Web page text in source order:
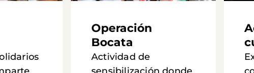
Operación
Bocata
Actividad de